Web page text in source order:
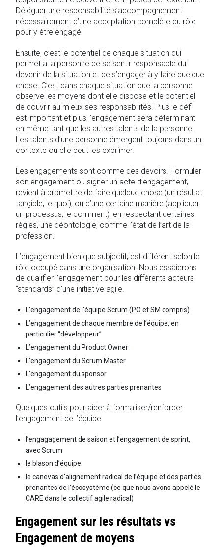
Déléguer une responsabilité s’accompagnement
nécessairement d’une acceptation complète du rôle
pour y être engagé.
Ensuite, c’est le potentiel de chaque situation qui
permet à la personne de se sentir responsable du
devenir de la situation et de s’engager à y faire quelque
chose. C’est dans chaque situation que la personne
observe les moyens dont elle dispose et le potentiel
de couvrir au mieux ses responsabilités. Plus le défi
est important et plus l’engagement sera déterminant
en même tant que les autres talents de la personne.
Les talents d’une personne émergent toujours dans un
contexte où elle peut les exprimer.
Les engagements sont comme des devoirs. Formuler
son engagement ou signer un acte d’engagement,
revient à promettre de faire quelque chose (un résultat
tangible, le quoi), ou d’une certaine manière (appliquer
un processus, le comment), en respectant certaines
règles, une déontologie, comme l’état de l’art de la
profession.
L’engagement bien que subjectif, est différent selon le
rôle occupé dans une organisation. Nous essaierons
de qualifier l’engagement pour les différents acteurs
“standards” d’une initiative agile.
L’engagement de l’équipe Scrum (PO et SM compris)
L’engagement de chaque membre de l’équipe, en
particulier “développeur”
L’engagement du Product Owner
L’engagement du Scrum Master
L’engagement du sponsor
L’engagement des autres parties prenantes
Quelques outils pour aider à formaliser/renforcer
l’engagement de l’équipe
l’engagagement de saison et l’engagement de sprint,
avec Scrum
le blason d’équipe
le canevas d’alignement radical de l’équipe et des parties
prenantes de l’écosystème (ce que nous avons appelé le
CARE dans le collectif agile radical)
Engagement sur les résultats vs
Engagement de moyens